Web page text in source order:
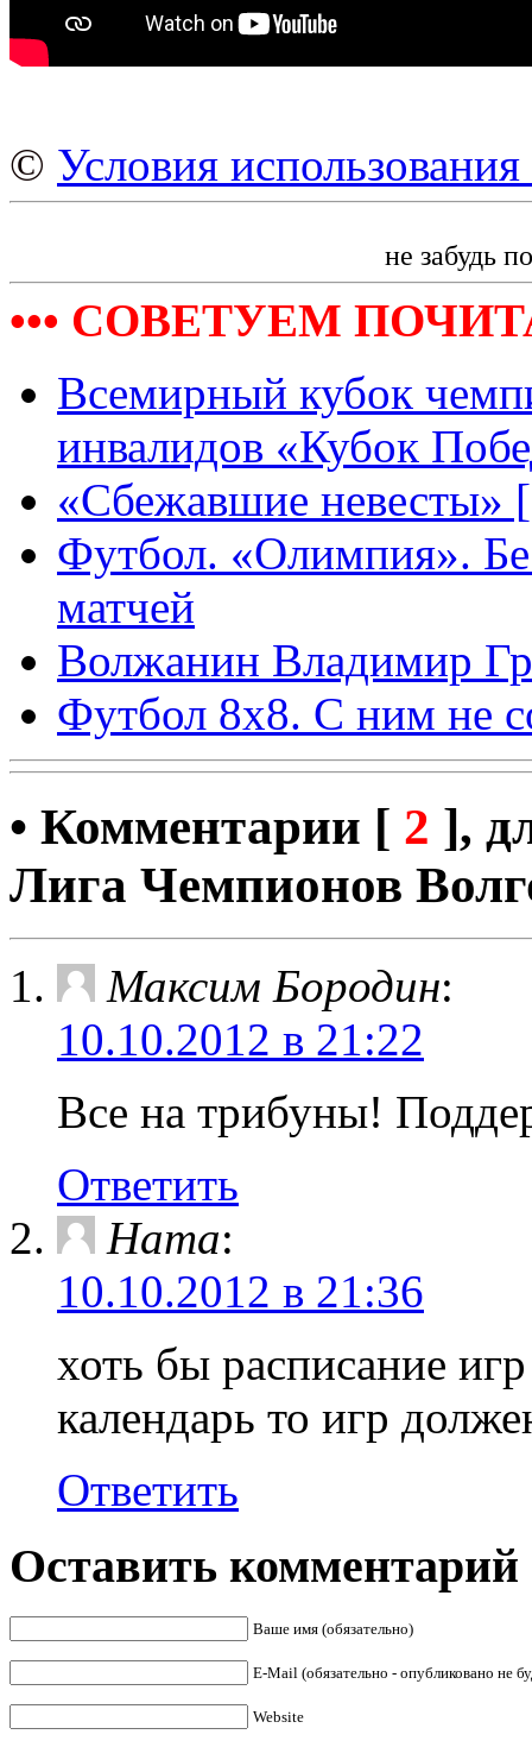
© Условия
не забудь
••• СОВЕТУЕМ
Всемирный кубок
инвалидов «Кубок
«Сбежавшие невесты»
Футбол. «Олимпия».
матчей
Волжанин Владимир
Футбол 8х8. С ним не
• Комментарии [ 2 ],
Лига Чемпионов
Максим Бородин:
10.10.2012 в 21:22
Все на трибуны!
Ответить
Ната:
10.10.2012 в 21:36
хоть бы расписание
календарь то игр
Ответить
Оставить комментарий
Ваше имя (обязательно)
E-Mail (обязательно - опубликовано не
Website